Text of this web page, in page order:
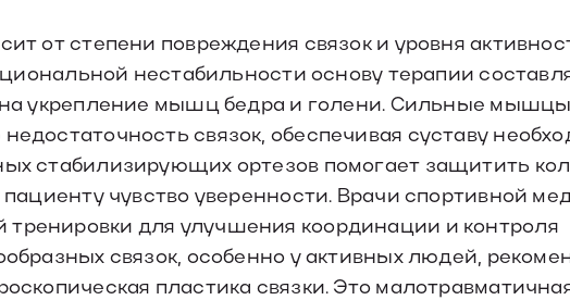
от степени повреждения связок и уровня
нестабильности основу терапии
на укрепление мышц бедра и голени. Сильные
связок, обеспечивая суставу
стабилизирующих ортезов помогает защитить
чувство уверенности. Врачи спортивной
для улучшения координации и контроля
связок, особенно у активных людей,
пластика связки. Это